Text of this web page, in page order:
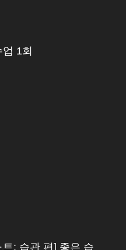
1회
: 습관 편] 좋은 습